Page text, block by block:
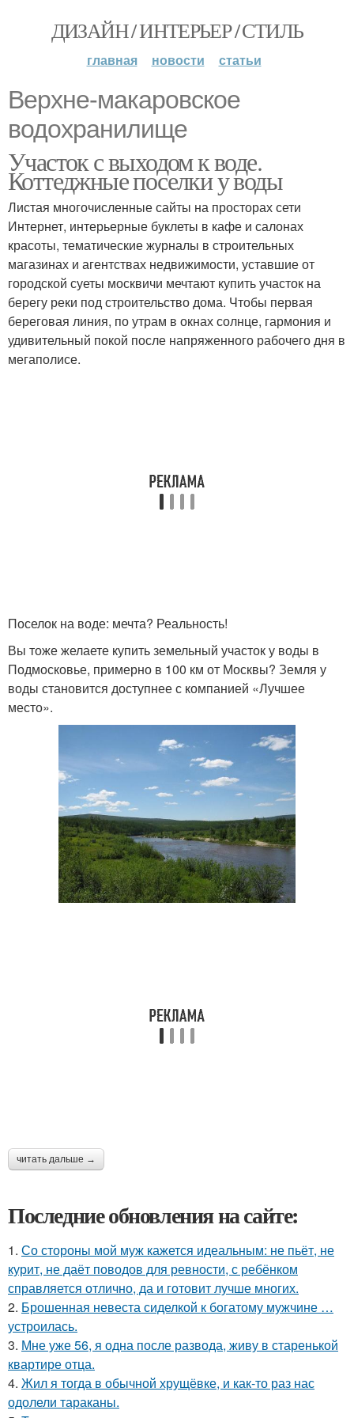
ДИЗАЙН / ИНТЕРЬЕР / СТИЛЬ
главная новости статьи
Верхне-макаровское
водохранилище
Участок с выходом к воде.
Коттеджные поселки у воды
Листая многочисленные сайты на просторах сети
Интернет, интерьерные буклеты в кафе и салонах
красоты, тематические журналы в строительных
магазинах и агентствах недвижимости, уставшие от
городской суеты москвичи мечтают купить участок на
берегу реки под строительство дома. Чтобы первая
береговая линия, по утрам в окнах солнце, гармония и
удивительный покой после напряженного рабочего дня в
мегаполисе.
Поселок на воде: мечта? Реальность!
Вы тоже желаете купить земельный участок у воды в
Подмосковье, примерно в 100 км от Москвы? Земля у
воды становится доступнее с компанией «Лучшее
место».
читать дальше →
Последние обновления на сайте:
1. Со стороны мой муж кажется идеальным: не пьёт, не
курит, не даёт поводов для ревности, с ребёнком
справляется отлично, да и готовит лучше многих.
2. Брошенная невеста сиделкой к богатому мужчине …
устроилась.
3. Мне уже 56, я одна после развода, живу в старенькой
квартире отца.
4. Жил я тогда в обычной хрущёвке, и как-то раз нас
одолели тараканы.